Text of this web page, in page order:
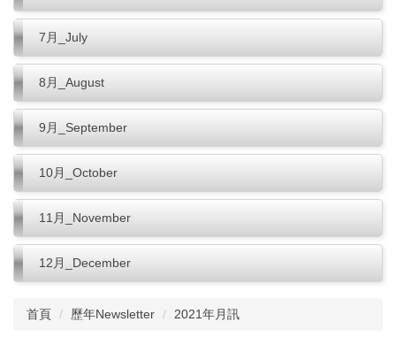
7月_July
8月_August
9月_September
10月_October
11月_November
12月_December
首頁 歷年Newsletter 2021年月訊